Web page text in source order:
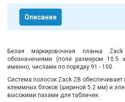
Описание
Белая маркировочная планка
обозначениями (поле размером
именно, числами по порядку 91 - 100.
Система полосок Zack ZB обеспечивает
клеммных блоков (шириной 5.2 мм) и
высокими пазами для табличек.